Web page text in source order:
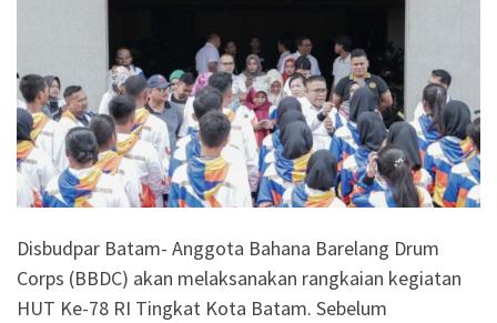
Disbudpar Batam- Anggota Bahana Barelang Drum
Corps (BBDC) akan melaksanakan rangkaian kegiatan
HUT Ke-78 RI Tingkat Kota Batam. Sebelum